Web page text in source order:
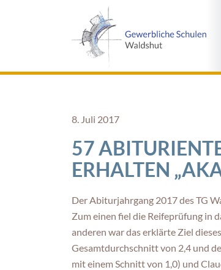
8. Juli 2017
57
ERHALTEN
Der Abiturjahrgang 2017 des TG
Zum einen fiel die Reifeprüfung in
anderen war das erklärte Ziel
Gesamtdurchschnitt von 2,4 und
mit einem Schnitt von 1,0) und